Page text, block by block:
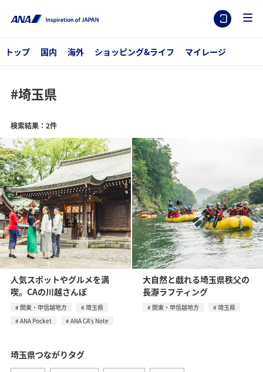
トップ 国内 海外 ショッピング&ライフ マイレージ
#埼玉県
検索結果：2件
人気スポットやグルメを満
喫。CAの川越さんぽ
関東・甲信越地方
埼玉県
ANA Pocket
ANA CA's Note
大自然と戯れる埼玉県秩父の
長瀞ラフティング
関東・甲信越地方 埼玉県
埼玉県つながりタグ